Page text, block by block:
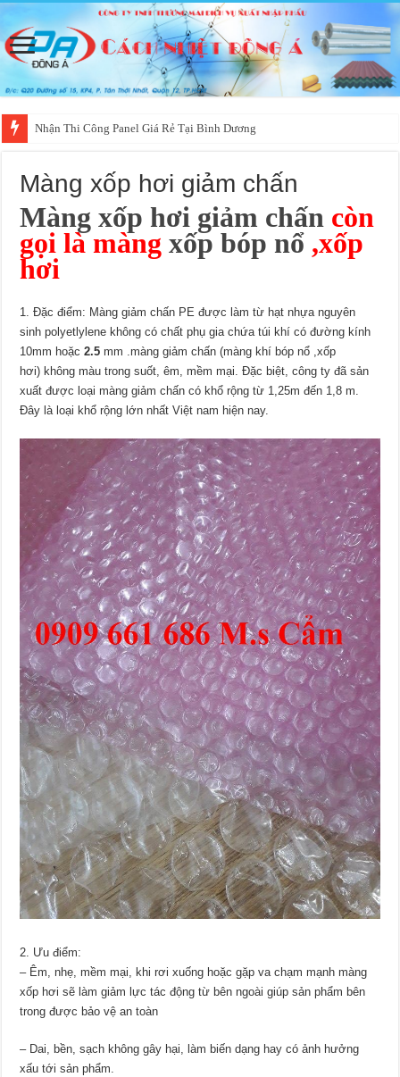
Nhận Thi Công Panel Giá Rẻ Tại Bình Dương
Màng xốp hơi giảm chấn
Màng xốp hơi giảm chấn còn
gọi là màngxốp bóp nổ ,xốp
hơi
1. Đặc điểm: Màng giảm chấn PE được làm từ hạt nhựa nguyên
sinh polyetlylene không có chất phụ gia chứa túi khí có đường kính
10mm hoặc2.5 mm .màng giảm chấn (màng khí bóp nổ ,xốp
hơi) không màu trong suốt, êm, mềm mại. Đặc biệt, công ty đã sản
xuất được loại màng giảm chấn có khổ rộng từ 1,25m đến 1,8 m.
Đây là loại khổ rộng lớn nhất Việt nam hiện nay.
2. Ưu điểm:
– Êm, nhẹ, mềm mại, khi rơi xuống hoặc gặp va chạm mạnh màng
xốp hơi sẽ làm giảm lực tác động từ bên ngoài giúp sản phẩm bên
trong được bảo vệ an toàn
– Dai, bền, sạch không gây hại, làm biến dạng hay có ảnh hưởng
xấu tới sản phẩm.